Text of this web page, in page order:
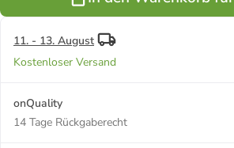
11. - 13. August
Kostenloser Versand
onQuality
14 Tage Rückgaberecht